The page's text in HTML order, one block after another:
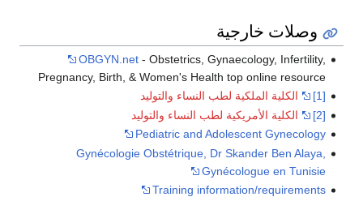
وصلات خارجية
OBGYN.net- Obstetrics, Gynaecology, Infertility,
Pregnancy, Birth, & Women's Health top online resource
[1]
الكلية الملكية لطب النساء والتوليد
[2]
الكلية الأمريكية لطب النساء والتوليد
Pediatric and Adolescent Gynecology
Gynécologie Obstétrique, Dr Skander Ben Alaya,
Gynécologue en Tunisie
Training information/requirements